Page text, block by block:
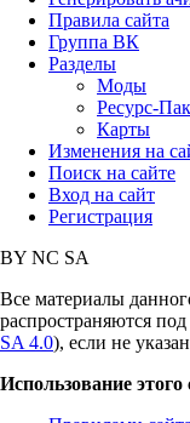
Правила сайта
Группа ВК
Разделы
Моды
Ресурс-
Карты
Изменения на
Поиск на сайте
Вход на сайт
Регистрация
BY NC SA
Все материалы
распространяются
SA 4.0), если не
Использование